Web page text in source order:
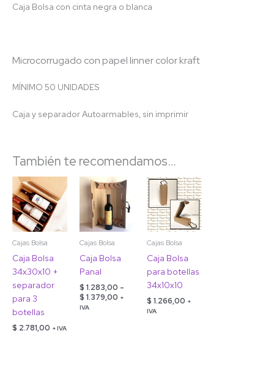
Caja Bolsa con cinta negra o blanca
Microcorrugado con papel linner color kraft
MÍNIMO 50 UNIDADES
Caja y separador Autoarmables, sin imprimir
También te recomendamos…
Cajas Bolsa
Caja Bolsa
34x30x10 +
separador
para 3
botellas
$ 2.781,00 + IVA
Cajas Bolsa
Caja Bolsa
Panal
$ 1.283,00 -
$ 1.379,00
Rango
de
precios:
desde
$ 1.283,00
hasta
$ 1.379,00
+
IVA
Cajas Bolsa
Caja Bolsa
para botellas
34x10x10
$ 1.266,00 +
IVA